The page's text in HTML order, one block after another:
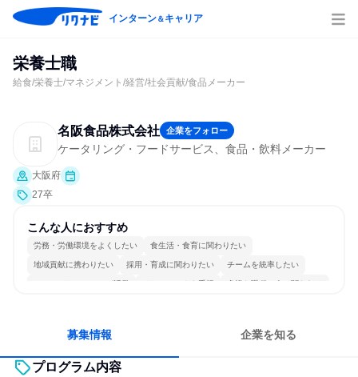
インターン＆キャリア
栄養士職
給食/栄養士/マネジメント/経営/社会貢献/食品メーカー
名阪食品株式会社 企業をフォロー
ケータリング・フードサービス、食品・飲料メーカー
大阪府
27卒
こんな人におすすめ
労務・労働環境をよくしたい 食生活・食育に関わりたい
地域貢献に携わりたい 採用・育成に関わりたい チームを統率したい
コミュニケーションが活発 チームワークを重視 多様な職種の人と関われる
募集情報 企業を知る
プログラム内容